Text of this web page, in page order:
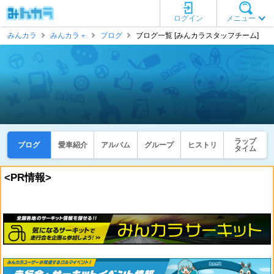
メニュー
ログイン
みんカラ
みんカラ＋ ブログ ブログ一覧 [みんカラスタッフチーム]
ブログ 愛車紹介 アルバム グループ ヒストリ
ラップ
タイム
<PR情報>